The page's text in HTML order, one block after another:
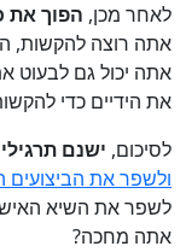
לאחר מכן, הפוך את
אתה רוצה להקשות,
אתה יכול גם לבעוט
את הידיים כדי
לסיכום, ישנם
ולשפר את הביצועים
לשפר את השיא
אתה מחכה?